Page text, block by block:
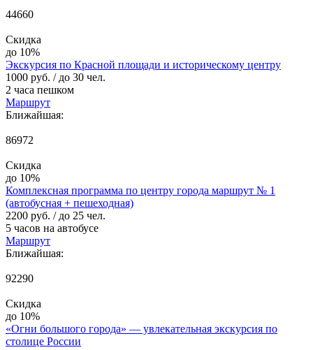
44660
Скидка
до 10%
Экскурсия по Красной площади и историческому центру
1000 руб. / до 30 чел.
2 часа пешком
Маршрут
Ближайшая:
86972
Скидка
до 10%
Комплексная программа по центру города маршрут № 1
(автобусная + пешеходная)
2200 руб. / до 25 чел.
5 часов на автобусе
Маршрут
Ближайшая:
92290
Скидка
до 10%
«Огни большого города» — увлекательная экскурсия по
столице России